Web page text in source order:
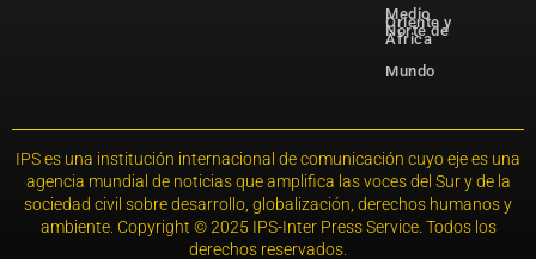
Medio
Oriente y
Norte de
África
Mundo
IPS es una institución internacional de comunicación cuyo eje es una
agencia mundial de noticias que amplifica las voces del Sur y de la
sociedad civil sobre desarrollo, globalización, derechos humanos y
ambiente. Copyright © 2025 IPS-Inter Press Service. Todos los
derechos reservados.